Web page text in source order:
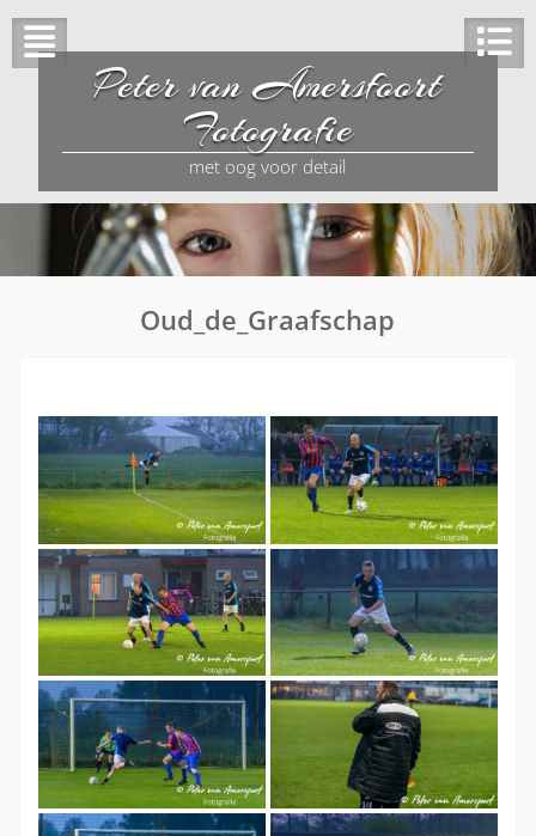
Peter van Amersfoort
Fotografie
met oog voor detail
Oud_de_Graafschap